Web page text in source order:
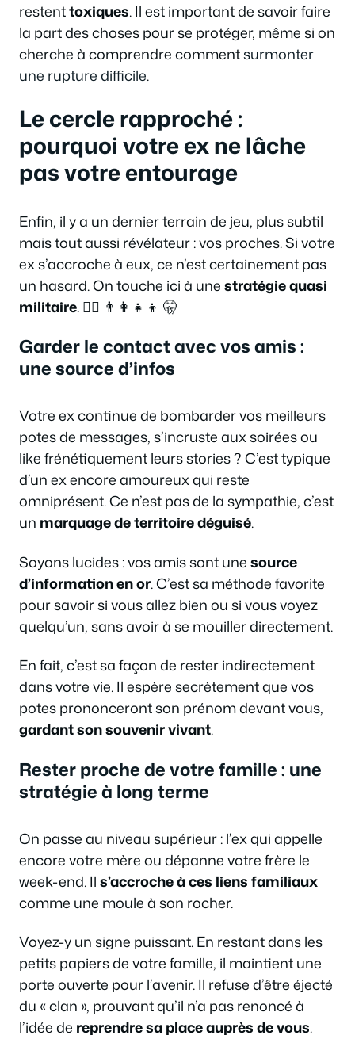
restenttoxiques. Il est important de savoir faire
la part des choses pour se protéger, même si on
cherche à comprendre commentsurmonter
une rupture difficile.
Le cercle rapproché :
pourquoi votre ex ne lâche
pas votre entourage
Enfin, il y a un dernier terrain de jeu, plus subtil
mais tout aussi révélateur : vos proches. Si votre
ex s’accroche à eux, ce n’est certainement pas
un hasard. On touche ici à unestratégie quasi
militaire. 🕵️‍♂️ 👨‍👩‍👧‍👦 🤫
Garder le contact avec vos amis :
une source d’infos
Votre ex continue de bombarder vos meilleurs
potes de messages, s’incruste aux soirées ou
like frénétiquement leurs stories ? C’est typique
d’un ex encore amoureux qui reste
omniprésent. Ce n’est pas de la sympathie, c’est
un marquage de territoire déguisé.
Soyons lucides : vos amis sont unesource
d’information en or. C’est sa méthode favorite
pour savoir si vous allez bien ou si vous voyez
quelqu’un, sans avoir à se mouiller directement.
En fait, c’est sa façon de rester indirectement
dans votre vie. Il espère secrètement que vos
potes prononceront son prénom devant vous,
gardant son souvenir vivant.
Rester proche de votre famille : une
stratégie à long terme
On passe au niveau supérieur : l’ex qui appelle
encore votre mère ou dépanne votre frère le
week-end. Ils’accroche à ces liens familiaux
comme une moule à son rocher.
Voyez-y un signe puissant. En restant dans les
petits papiers de votre famille, il maintient une
porte ouverte pour l’avenir. Il refuse d’être éjecté
du « clan », prouvant qu’il n’a pas renoncé à
l’idée de reprendre sa place auprès de vous.